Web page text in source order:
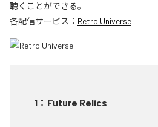
聴くことができる。
各配信サービス： Retro Universe
1 ： Future Relics